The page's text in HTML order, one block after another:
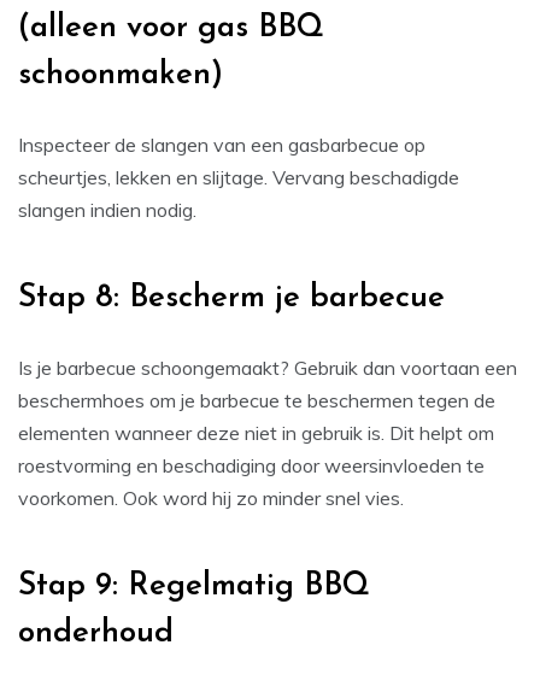
(alleen voor gas BBQ
schoonmaken)
Inspecteer de slangen van een gasbarbecue op
scheurtjes, lekken en slijtage. Vervang beschadigde
slangen indien nodig.
Stap 8: Bescherm je barbecue
Is je barbecue schoongemaakt? Gebruik dan voortaan een
beschermhoes om je barbecue te beschermen tegen de
elementen wanneer deze niet in gebruik is. Dit helpt om
roestvorming en beschadiging door weersinvloeden te
voorkomen. Ook word hij zo minder snel vies.
Stap 9: Regelmatig BBQ
onderhoud